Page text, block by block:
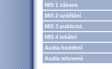
MIS 1 zábava
MIS 2 vzdělání
MIS 3 publicist.
MIS 4 lokální
Audia hudební
Audia mluvená